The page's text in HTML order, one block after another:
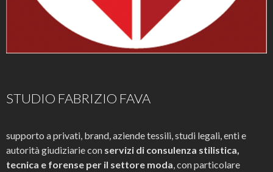
STUDIO FABRIZIO FAVA
supporto a privati, brand, aziende tessili, studi legali, enti e
autorità giudiziarie con servizi di consulenza stilistica,
tecnica e forense per il settore moda , con particolare